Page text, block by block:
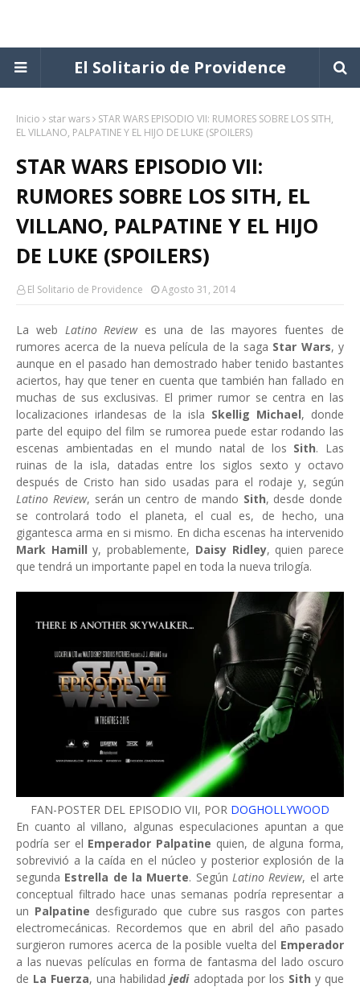
El Solitario de Providence
Inicio star wars
STAR WARS EPISODIO VII: RUMORES SOBRE LOS SITH,
EL VILLANO, PALPATINE Y EL HIJO DE LUKE (SPOILERS)
STAR WARS EPISODIO VII:
RUMORES SOBRE LOS SITH, EL
VILLANO, PALPATINE Y EL HIJO
DE LUKE (SPOILERS)
El Solitario de Providence Agosto 31, 2014
La web Latino Reviewes una de las mayores fuentes de
rumores acerca de la nueva película de la saga Star Wars, y
aunque en el pasado han demostrado haber tenido bastantes
aciertos, hay que tener en cuenta que también han fallado en
muchas de sus exclusivas. El primer rumor se centra en las
localizaciones irlandesas de la isla Skellig Michael, donde
parte del equipo del film se rumorea puede estar rodando las
escenas ambientadas en el mundo natal de los Sith. Las
ruinas de la isla, datadas entre los siglos sexto y octavo
después de Cristo han sido usadas para el rodaje y, según
Latino Review, serán un centro de mando Sith, desde donde
se controlará todo el planeta, el cual es, de hecho, una
gigantesca arma en si mismo. En dicha escenas ha intervenido
Mark Hamill y, probablemente, Daisy Ridley, quien parece
que tendrá un importante papel en toda la nueva trilogía.
FAN-POSTER DEL EPISODIO VII, POR DOGHOLLYWOOD
En cuanto al villano, algunas especulaciones apuntan a que
podría ser el Emperador Palpatine quien, de alguna forma,
sobrevivió a la caída en el núcleo y posterior explosión de la
segunda Estrella de la Muerte. SegúnLatino Review, el arte
conceptual filtrado hace unas semanas podría representar a
un Palpatine desfigurado que cubre sus rasgos con partes
electromecánicas. Recordemos que en abril del año pasado
surgieron rumores acerca de la posible vuelta del Emperador
a las nuevas películas en forma de fantasma del lado oscuro
de La Fuerza, una habilidadjedi adoptada por los Sith y que